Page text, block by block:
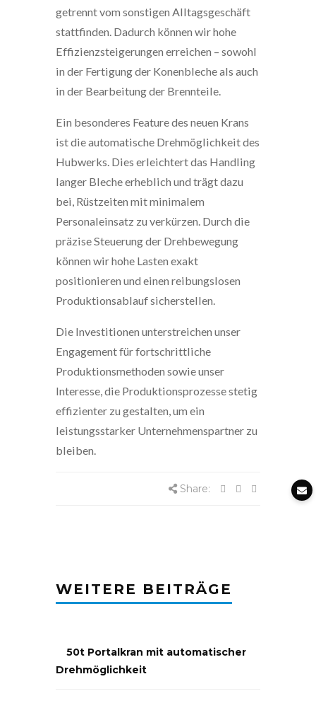
getrennt vom sonstigen Alltagsgeschäft
stattfinden. Dadurch können wir hohe
Effizienzsteigerungen erreichen – sowohl
in der Fertigung der Konenbleche als auch
in der Bearbeitung der Brennteile.
Ein besonderes Feature des neuen Krans
ist die automatische Drehmöglichkeit des
Hubwerks. Dies erleichtert das Handling
langer Bleche erheblich und trägt dazu
bei, Rüstzeiten mit minimalem
Personaleinsatz zu verkürzen. Durch die
präzise Steuerung der Drehbewegung
können wir hohe Lasten exakt
positionieren und einen reibungslosen
Produktionsablauf sicherstellen.
Die Investitionen unterstreichen unser
Engagement für fortschrittliche
Produktionsmethoden sowie unser
Interesse, die Produktionsprozesse stetig
effizienter zu gestalten, um ein
leistungsstarker Unternehmenspartner zu
bleiben.
Share:
WEITERE BEITRÄGE
50t Portalkran mit automatischer
Drehmöglichkeit